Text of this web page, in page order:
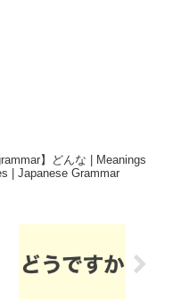
】どんな | Meanings
| Japanese Grammar